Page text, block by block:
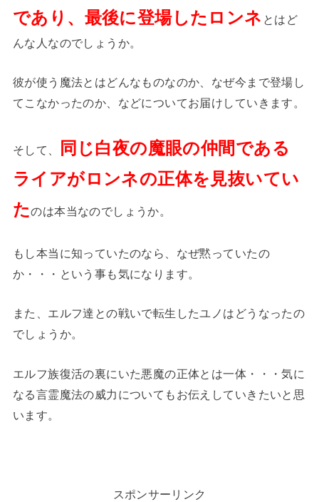
であり、最後に登場したロンネ とはど
んな人なのでしょうか。
彼が使う魔法とはどんなものなのか、なぜ今まで登場し
てこなかったのか、などについてお届けしていきます。
そして、
同じ白夜の魔眼の仲間である
ライアがロンネの正体を見抜いてい
たのは本当なのでしょうか。
もし本当に知っていたのなら、なぜ黙っていたの
か・・・という事も気になります。
また、エルフ達との戦いで転生したユノはどうなったの
でしょうか。
エルフ族復活の裏にいた悪魔の正体とは一体・・・気に
なる言霊魔法の威力についてもお伝えしていきたいと思
います。
スポンサーリンク